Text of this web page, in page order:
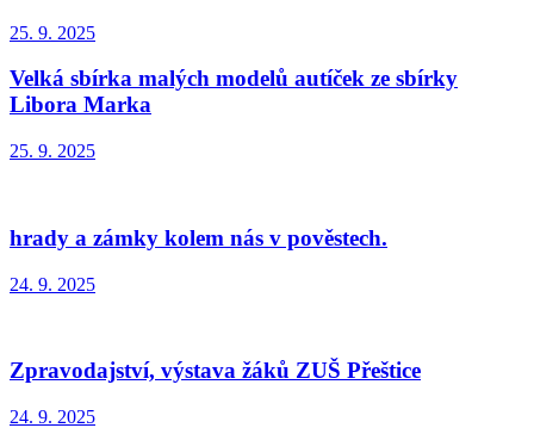
25. 9. 2025
Velká sbírka malých modelů autíček ze sbírky
Libora Marka
25. 9. 2025
hrady a zámky kolem nás v pověstech.
24. 9. 2025
Zpravodajství, výstava žáků ZUŠ Přeštice
24. 9. 2025